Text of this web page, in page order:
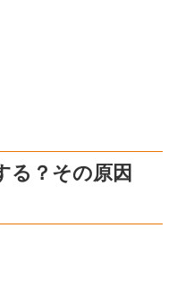
る？その原因